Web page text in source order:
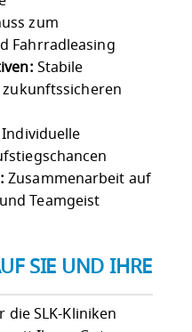
zum
Fahrradleasing
Stabile
Individuelle
Zusammenarbeit auf
Teamgeist
SIE UND IHRE
SLK-Kliniken